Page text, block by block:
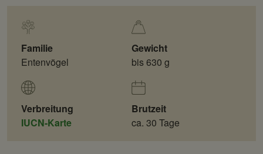
Familie
Entenvögel
Gewicht
bis 630 g
Verbreitung
IUCN-Karte
Brutzeit
ca. 30 Tage